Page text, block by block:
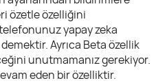
özetle özelliğini
yapay zeka
Ayrıca Beta özellik
unutmamanız gerekiyor.
eden bir özelliktir.